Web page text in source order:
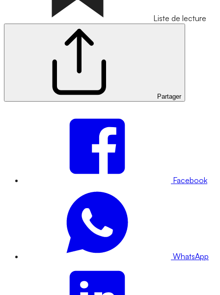
Liste de lecture
Partager
Facebook
WhatsApp